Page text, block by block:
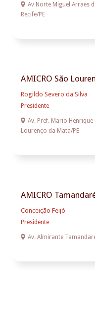
 Av Norte Miguel Arraes
Recife/PE
AMICRO São
Rogildo Severo da Silva
Presidente
 Av. Pref. Mario
Lourenço da Mata/PE
AMICRO
Conceição Feijó
Presidente
 Av. Almirante